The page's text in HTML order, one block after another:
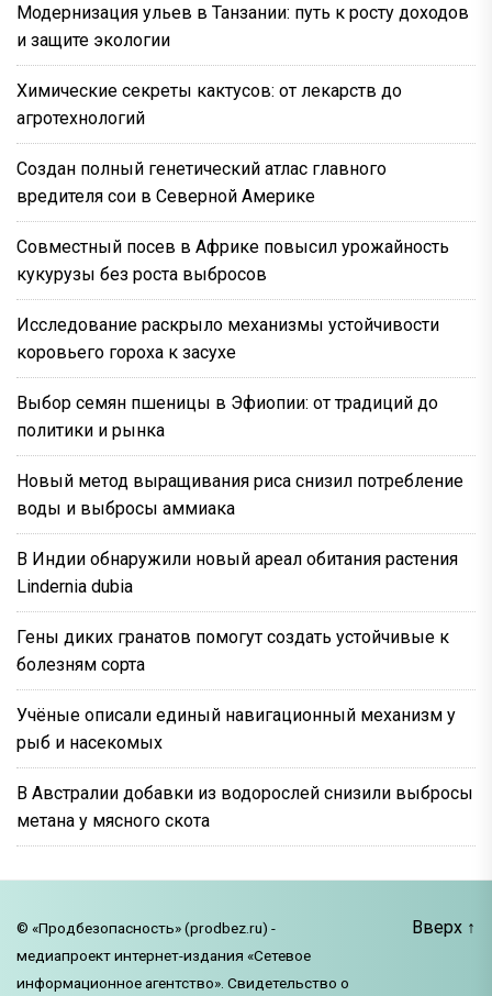
Модернизация ульев в Танзании: путь к росту доходов
и защите экологии
Химические секреты кактусов: от лекарств до
агротехнологий
Создан полный генетический атлас главного
вредителя сои в Северной Америке
Совместный посев в Африке повысил урожайность
кукурузы без роста выбросов
Исследование раскрыло механизмы устойчивости
коровьего гороха к засухе
Выбор семян пшеницы в Эфиопии: от традиций до
политики и рынка
Новый метод выращивания риса снизил потребление
воды и выбросы аммиака
В Индии обнаружили новый ареал обитания растения
Lindernia dubia
Гены диких гранатов помогут создать устойчивые к
болезням сорта
Учёные описали единый навигационный механизм у
рыб и насекомых
В Австралии добавки из водорослей снизили выбросы
метана у мясного скота
© «Продбезопасность» (prodbez.ru) -
медиапроект интернет-издания «Сетевое
информационное агентство». Свидетельство о
Вверх ↑